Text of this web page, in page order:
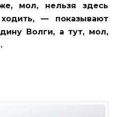
мол, нельзя здесь
— показывают
Волги, а тут, мол,